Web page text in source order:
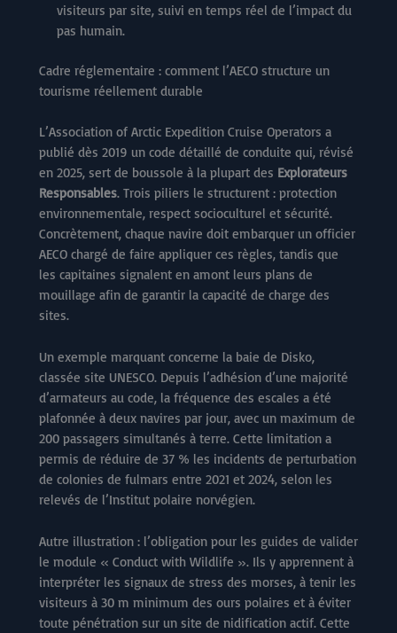
visiteurs par site, suivi en temps réel de l’impact du
pas humain.
Cadre réglementaire : comment l’AECO structure un
tourisme réellement durable
L’Association of Arctic Expedition Cruise Operators a
publié dès 2019 un code détaillé de conduite qui, révisé
en 2025, sert de boussole à la plupart des Explorateurs
Responsables. Trois piliers le structurent : protection
environnementale, respect socioculturel et sécurité.
Concrètement, chaque navire doit embarquer un officier
AECO chargé de faire appliquer ces règles, tandis que
les capitaines signalent en amont leurs plans de
mouillage afin de garantir la capacité de charge des
sites.
Un exemple marquant concerne la baie de Disko,
classée site UNESCO. Depuis l’adhésion d’une majorité
d’armateurs au code, la fréquence des escales a été
plafonnée à deux navires par jour, avec un maximum de
200 passagers simultanés à terre. Cette limitation a
permis de réduire de 37 % les incidents de perturbation
de colonies de fulmars entre 2021 et 2024, selon les
relevés de l’Institut polaire norvégien.
Autre illustration : l’obligation pour les guides de valider
le module « Conduct with Wildlife ». Ils y apprennent à
interpréter les signaux de stress des morses, à tenir les
visiteurs à 30 m minimum des ours polaires et à éviter
toute pénétration sur un site de nidification actif. Cette